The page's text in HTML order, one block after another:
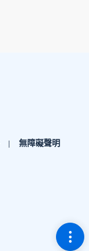
切
無障礙聲明